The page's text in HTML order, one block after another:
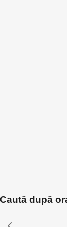
Caută după